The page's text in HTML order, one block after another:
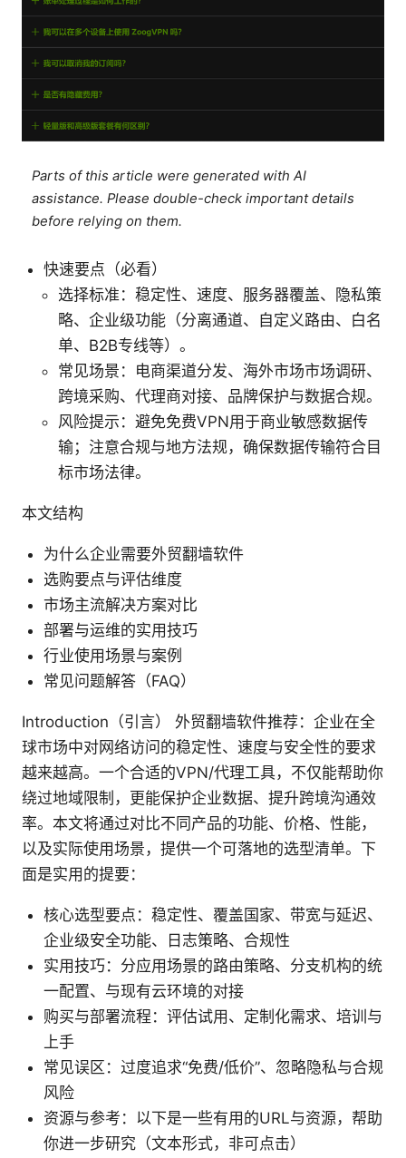
Parts of this article were generated with AI
assistance. Please double-check important details
before relying on them.
快速要点（必看）
选择标准：稳定性、速度、服务器覆盖、隐私策
略、企业级功能（分离通道、自定义路由、白名
单、B2B专线等）。
常见场景：电商渠道分发、海外市场市场调研、
跨境采购、代理商对接、品牌保护与数据合规。
风险提示：避免免费VPN用于商业敏感数据传
输；注意合规与地方法规，确保数据传输符合目
标市场法律。
本文结构
为什么企业需要外贸翻墙软件
选购要点与评估维度
市场主流解决方案对比
部署与运维的实用技巧
行业使用场景与案例
常见问题解答（FAQ）
Introduction（引言） 外贸翻墙软件推荐：企业在全
球市场中对网络访问的稳定性、速度与安全性的要求
越来越高。一个合适的VPN/代理工具，不仅能帮助你
绕过地域限制，更能保护企业数据、提升跨境沟通效
率。本文将通过对比不同产品的功能、价格、性能，
以及实际使用场景，提供一个可落地的选型清单。下
面是实用的提要：
核心选型要点：稳定性、覆盖国家、带宽与延迟、
企业级安全功能、日志策略、合规性
实用技巧：分应用场景的路由策略、分支机构的统
一配置、与现有云环境的对接
购买与部署流程：评估试用、定制化需求、培训与
上手
常见误区：过度追求“免费/低价”、忽略隐私与合规
风险
资源与参考：以下是一些有用的URL与资源，帮助
你进一步研究（文本形式，非可点击）